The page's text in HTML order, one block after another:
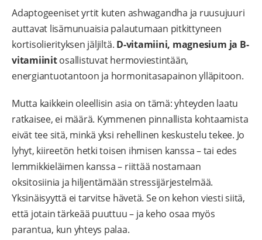
Adaptogeeniset yrtit kuten ashwagandha ja ruusujuuri
auttavat lisämunuaisia palautumaan pitkittyneen
kortisolierityksen jäljiltä. D-vitamiini, magnesium ja B-
vitamiinitosallistuvat hermoviestintään,
energiantuotantoon ja hormonitasapainon ylläpitoon.
Mutta kaikkein oleellisin asia on tämä: yhteyden laatu
ratkaisee, ei määrä. Kymmenen pinnallista kohtaamista
eivät tee sitä, minkä yksi rehellinen keskustelu tekee. Jo
lyhyt, kiireetön hetki toisen ihmisen kanssa – tai edes
lemmikkieläimen kanssa – riittää nostamaan
oksitosiinia ja hiljentämään stressijärjestelmää.
Yksinäisyyttä ei tarvitse hävetä. Se on kehon viesti siitä,
että jotain tärkeää puuttuu – ja keho osaa myös
parantua, kun yhteys palaa.